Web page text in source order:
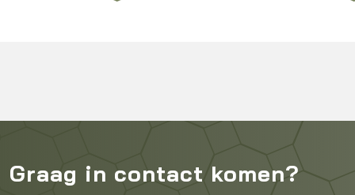
Graag in contact komen?